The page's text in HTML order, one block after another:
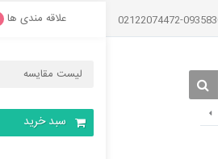
علاقه مندی ها
لیست مقایسه
سبد خرید